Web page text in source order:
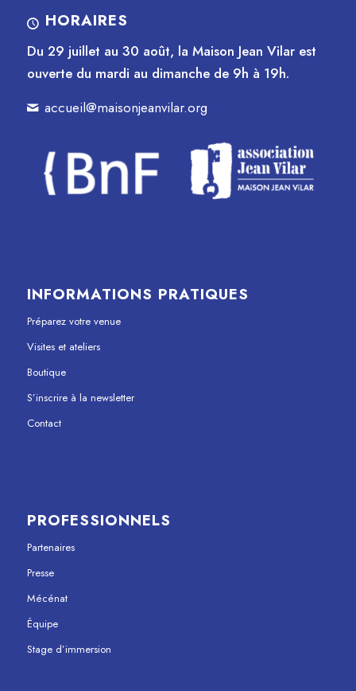
HORAIRES
Du 29 juillet au 30 août, la Maison Jean Vilar est
ouverte du mardi au dimanche de 9h à 19h.
accueil@maisonjeanvilar.org
INFORMATIONS PRATIQUES
Préparez votre venue
Visites et ateliers
Boutique
S’inscrire à la newsletter
Contact
PROFESSIONNELS
Partenaires
Presse
Mécénat
Équipe
Stage d’immersion